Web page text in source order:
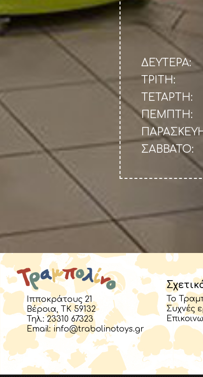
ΔΕΥΤΕΡΑ:
ΤΡΙΤΗ:
ΤΕΤΑΡΤΗ:
ΠΕΜΠΤΗ:
ΣΑΒΒΑΤΟ:
Ιπποκράτους 21
Βέροια, TK 59132
Τηλ.:23310 67323
Email:info@trabolinotoys.gr
Το
Συχνές